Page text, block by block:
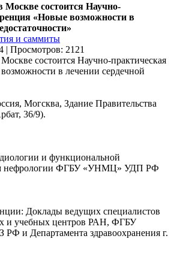
Москве состоится Научно-
«Новые возможности в
и саммиты
| Просмотров: 2121
состоится Научно-практическая
в лечении сердечной
Могсква, Здание Правительства
36/9).
и функциональной
нефрологии ФГБУ «УНМЦ» УДП РФ
Доклады ведущих специалистов
и учебных центров РАН, ФГБУ
и Департамента здравоохранения г.